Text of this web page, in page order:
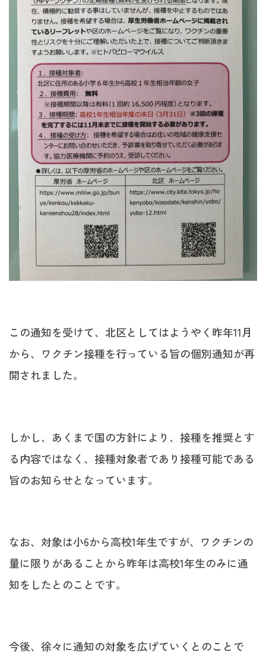
この通知を受けて、北区としてはようやく昨年11月
から、ワクチン接種を行っている旨の個別通知が再
開されました。
しかし、あくまで国の方針により、接種を推奨とす
る内容ではなく、接種対象者であり接種可能である
旨のお知らせとなっています。
なお、対象は小6から高校1年生ですが、ワクチンの
量に限りがあることから昨年は高校1年生のみに通
知をしたとのことです。
今後、徐々に通知の対象を広げていくとのことで